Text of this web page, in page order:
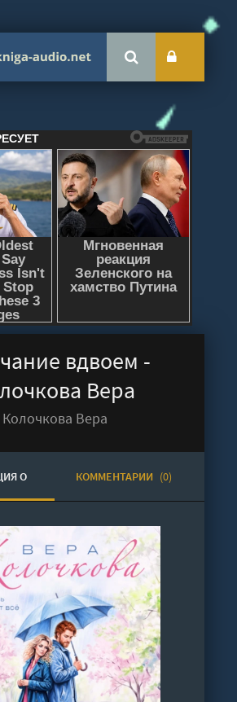
вдвоем -
Вера
Колочкова Вера
О КОММЕНТАРИИ (0)